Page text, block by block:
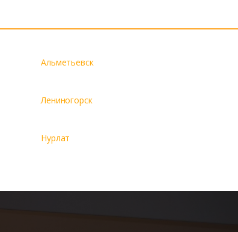
Альметьевск
Лениногорск
Нурлат